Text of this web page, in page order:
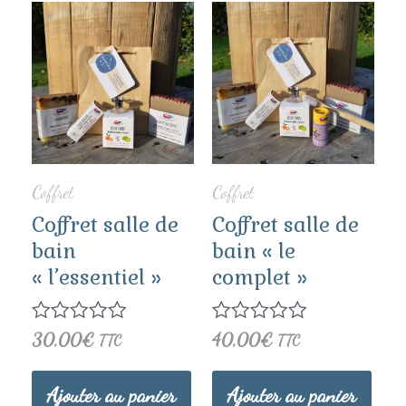
Coffret
Coffret salle de
bain
« l’essentiel »
Note
sur
30,00€ TTC
Ajouter au panier
Coffret
Coffret salle de
bain « le
complet »
Note
sur
40,00€ TTC
Ajouter au panier